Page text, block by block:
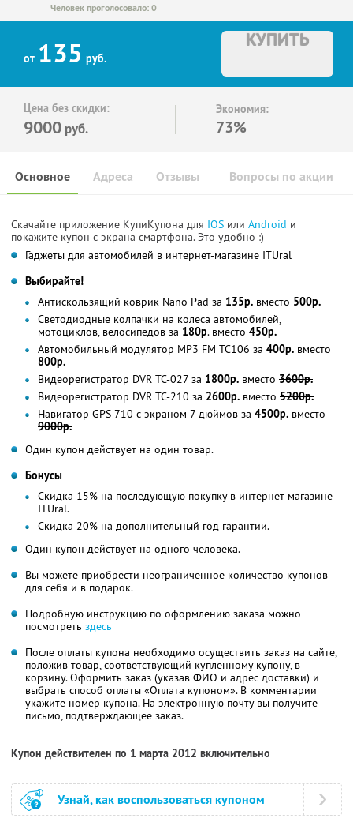
Человек проголосовало: 0
от 135 руб.
КУПИТЬ
Цена без скидки:
9000 руб.
Экономия:
73%
Основное Отзывы Вопросы по акции
Адреса
Скачайте приложение КупиКупона для IOS или Android и
покажите купон с экрана смартфона. Это удобно :)
Гаджеты для автомобилей в интернет-магазине ITUral
Выбирайте!
Антискользящий коврик Nano Pad за 135р. вместо 500р.
Светодиодные колпачки на колеса автомобилей,
мотоциклов, велосипедов за 180р. вместо 450р.
Автомобильный модулятор МР3 FM TC106 за 400р. вместо
800р.
Видеорегистратор DVR ТС-027 за 1800р. вместо 3600р.
Видеорегистратор DVR ТС-210 за 2600р. вместо 5200р.
Навигатор GPS 710 с экраном 7 дюймов за 4500р. вместо
9000р.
Один купон действует на один товар.
Бонусы
Скидка 15% на последующую покупку в интернет-магазине
ITUral.
Скидка 20% на дополнительный год гарантии.
Один купон действует на одного человека.
Вы можете приобрести неограниченное количество купонов
для себя и в подарок.
Подробную инструкцию по оформлению заказа можно
посмотреть здесь
После оплаты купона необходимо осуществить заказ на сайте,
положив товар, соответствующий купленному купону, в
корзину. Оформить заказ (указав ФИО и адрес доставки) и
выбрать способ оплаты «Оплата купоном». В комментарии
укажите номер купона. На электронную почту вы получите
письмо, подтверждающее заказ.
Купон действителен по 1 марта 2012 включительно
Узнай, как воспользоваться купоном